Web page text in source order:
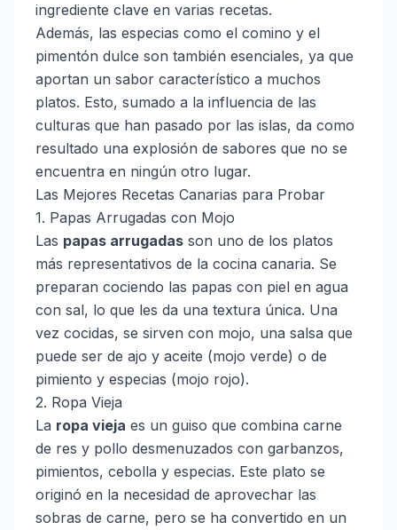
ingrediente clave en varias recetas.
Además, las especias como el comino y el
pimentón dulce son también esenciales, ya que
aportan un sabor característico a muchos
platos. Esto, sumado a la influencia de las
culturas que han pasado por las islas, da como
resultado una explosión de sabores que no se
encuentra en ningún otro lugar.
Las Mejores Recetas Canarias para Probar
1. Papas Arrugadas con Mojo
Las papas arrugadas son uno de los platos
más representativos de la cocina canaria. Se
preparan cociendo las papas con piel en agua
con sal, lo que les da una textura única. Una
vez cocidas, se sirven con mojo, una salsa que
puede ser de ajo y aceite (mojo verde) o de
pimiento y especias (mojo rojo).
2. Ropa Vieja
La ropa vieja es un guiso que combina carne
de res y pollo desmenuzados con garbanzos,
pimientos, cebolla y especias. Este plato se
originó en la necesidad de aprovechar las
sobras de carne, pero se ha convertido en un